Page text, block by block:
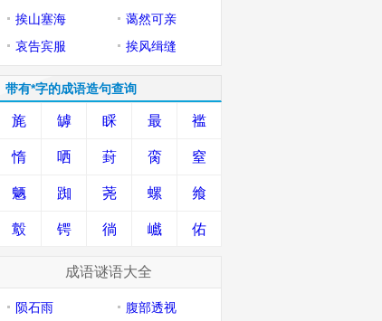
挨山塞海
蔼然可亲
哀告宾服
挨风缉缝
带有*字的成语造句查询
旄 罅 睬 最 褴
惰 哂 葑 脔 窒
魉 踟 荛 螺 飨
鷇 锷 徜 巇 佑
成语谜语大全
陨石雨
腹部透视